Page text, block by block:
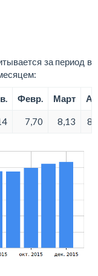
за период в
Февр. Март
7,70 8,13